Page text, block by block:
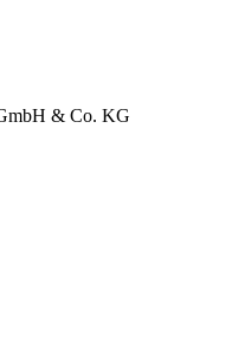
& Co. KG